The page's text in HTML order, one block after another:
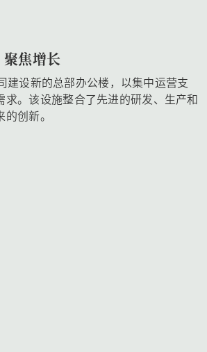
焦增长
建设新的总部办公楼，以集中运营支
求。该设施整合了先进的研发、生产和
创新。